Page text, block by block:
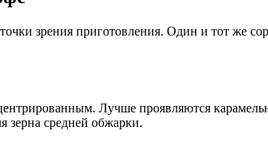
зрения приготовления. Один и тот же
Лучше проявляются
зерна средней обжарки.